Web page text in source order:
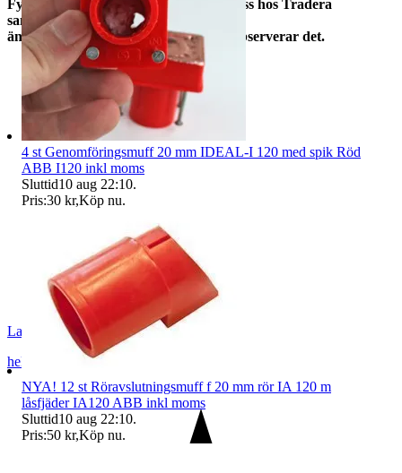
Fyndgross, Lampgross och Studentgross hos Tradera
samfraktar. Om du köper från mer
än en skicka ett meddelande så att vi observerar det.
Lampgross
helsingborg
Sverige
4 st Genomföringsmuff 20 mm IDEAL-I 120 med spik Röd
ABB I120 inkl moms
Sluttid10 aug 22:10.
Pris:30 kr,Köp nu.
NYA! 12 st Röravslutningsmuff f 20 mm rör IA 120 m
låsfjäder IA120 ABB inkl moms
Sluttid10 aug 22:10.
Pris:50 kr,Köp nu.